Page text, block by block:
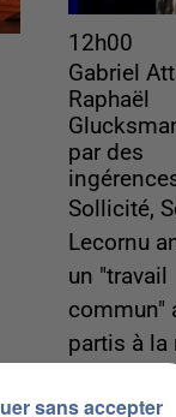
12h00
Gabriel
Raphaël
par des
Sollicité,
Lecornu
un "travail
commun"
partis à la
sans accepter